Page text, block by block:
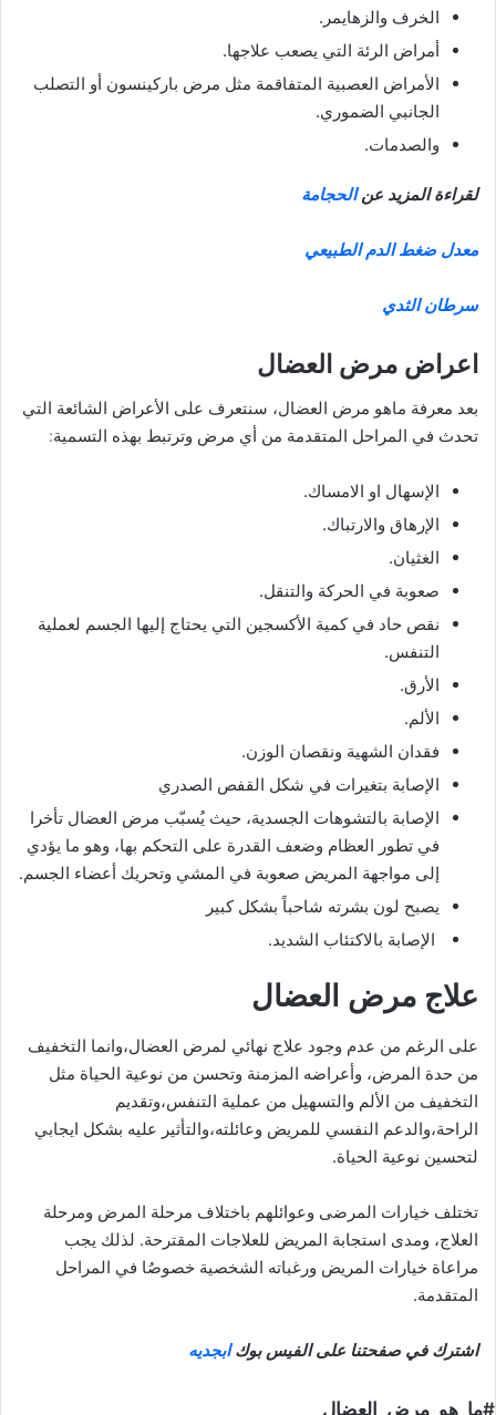
الخرف والزهايمر.
أمراض الرئة التي يصعب علاجها.
الأمراض العصبية المتفاقمة مثل مرض باركينسون أو التصلب
الجانبي الضموري.
والصدمات.
لقراءة المزيد عنالحجامة
معدل ضغط الدم الطبيعي
سرطان الثدي
اعراض مرض العضال
بعد معرفة ماهو مرض العضال، سنتعرف على الأعراض الشائعة التي
تحدث في المراحل المتقدمة من أي مرض وترتبط بهذه التسمية:
الإسهال او الامساك.
الإرهاق والارتباك.
الغثيان.
صعوبة في الحركة والتنقل.
نقص حاد في كمية الأكسجين التي يحتاج إليها الجسم لعملية
التنفس.
الأرق.
الألم.
فقدان الشهية ونقصان الوزن.
الإصابة بتغيرات في شكل القفص الصدري
الإصابة بالتشوهات الجسدية، حيث يُسبّب مرض العضال تأخرا
في تطور العظام وضعف القدرة على التحكم بها، وهو ما يؤدي
إلى مواجهة المريض صعوبة في المشي وتحريك أعضاء الجسم.
يصبح لون بشرته شاحباً بشكل كبير
الإصابة بالاكتئاب الشديد.
علاج مرض العضال
على الرغم من عدم وجود علاج نهائي لمرض العضال،وانما التخفيف
من حدة المرض، وأعراضه المزمنة وتحسن من نوعية الحياة مثل
التخفيف من الألم والتسهيل من عملية التنفس،وتقديم
الراحة،والدعم النفسي للمريض وعائلته،والتأثير عليه بشكل ايجابي
لتحسين نوعية الحياة.
تختلف خيارات المرضى وعوائلهم باختلاف مرحلة المرض ومرحلة
العلاج، ومدى استجابة المريض للعلاجات المقترحة. لذلك يجب
مراعاة خيارات المريض ورغباته الشخصية خصوصُا في المراحل
المتقدمة.
اشترك في صفحتنا على الفيس بوكابجديه
#ما_هو_مرض_العضال